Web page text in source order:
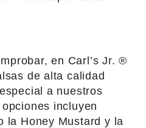
en Carl’s Jr. ®
de alta calidad
a nuestros
incluyen
la Honey Mustard y la